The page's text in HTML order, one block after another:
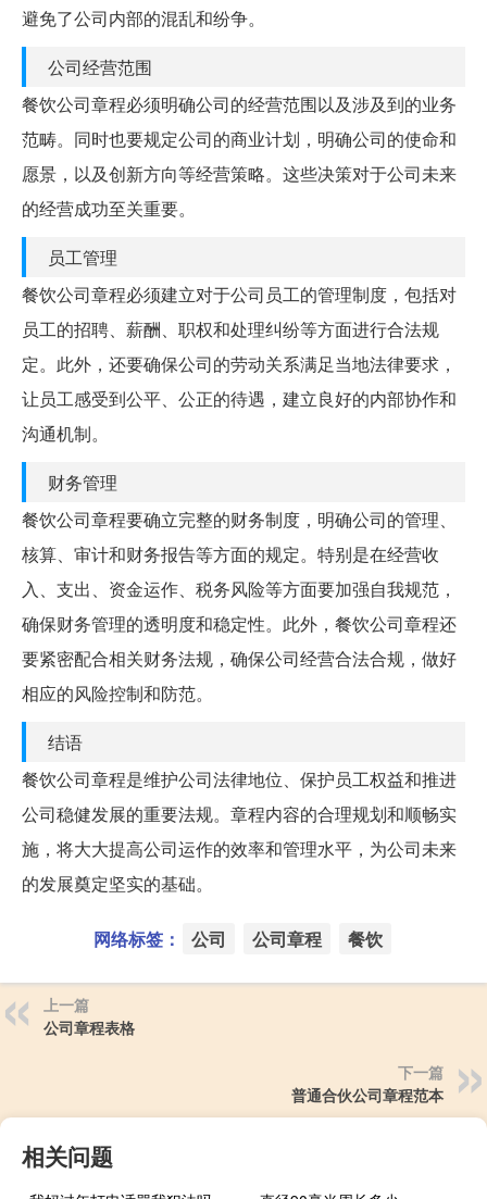
避免了公司内部的混乱和纷争。
公司经营范围
餐饮公司章程必须明确公司的经营范围以及涉及到的业务
范畴。同时也要规定公司的商业计划，明确公司的使命和
愿景，以及创新方向等经营策略。这些决策对于公司未来
的经营成功至关重要。
员工管理
餐饮公司章程必须建立对于公司员工的管理制度，包括对
员工的招聘、薪酬、职权和处理纠纷等方面进行合法规
定。此外，还要确保公司的劳动关系满足当地法律要求，
让员工感受到公平、公正的待遇，建立良好的内部协作和
沟通机制。
财务管理
餐饮公司章程要确立完整的财务制度，明确公司的管理、
核算、审计和财务报告等方面的规定。特别是在经营收
入、支出、资金运作、税务风险等方面要加强自我规范，
确保财务管理的透明度和稳定性。此外，餐饮公司章程还
要紧密配合相关财务法规，确保公司经营合法合规，做好
相应的风险控制和防范。
结语
餐饮公司章程是维护公司法律地位、保护员工权益和推进
公司稳健发展的重要法规。章程内容的合理规划和顺畅实
施，将大大提高公司运作的效率和管理水平，为公司未来
的发展奠定坚实的基础。
网络标签： 公司 公司章程 餐饮
上一篇
公司章程表格
下一篇
普通合伙公司章程范本
相关问题